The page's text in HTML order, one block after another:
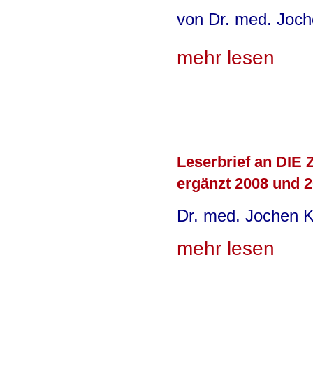
von Dr. med.
mehr lesen
Leserbrief an DIE
ergänzt 2008 und
Dr. med. Jochen
mehr lesen